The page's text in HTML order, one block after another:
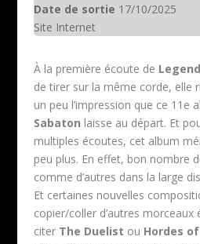
Date de sortie 17/10/2025
Site Internet
À la première écoute de
de tirer sur la même corde, elle
un peu l’impression que ce 11e
Sabaton laisse au départ. Et
multiples écoutes, cet album
peu plus. En effet, bon nombre
comme d’autres dans la large
Et certaines nouvelles
copier/coller d’autres morceaux
citer The Duelist ou Hordes